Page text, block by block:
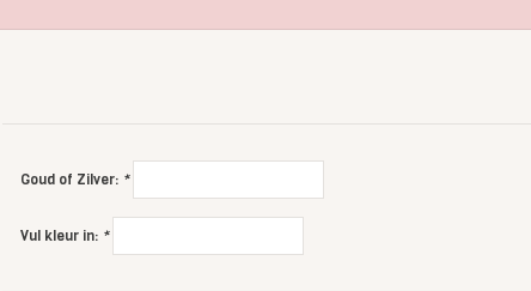
Goud of Zilver: *
Vul kleur in: *